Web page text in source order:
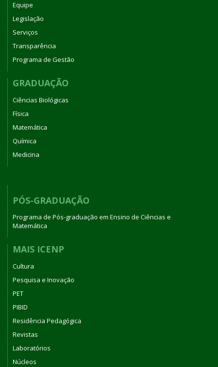
Equipe
Legislação
Serviços
Transparência
Programa de Gestão
GRADUAÇÃO
Ciências Biológicas
Física
Matemática
Química
Medicina
PÓS-GRADUAÇÃO
Programa de Pós-graduação em Ensino de Ciências e
Matemática
MAIS ICENP
Cultura
Pesquisa e Inovação
PET
PIBID
Residência Pedagógica
Revistas
Laboratórios
Núcleos